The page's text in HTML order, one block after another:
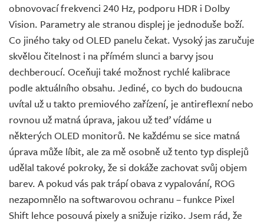
obnovovací frekvenci 240 Hz, podporu HDR i Dolby
Vision. Parametry ale stranou displej je jednoduše boží.
Co jiného taky od OLED panelu čekat. Vysoký jas zaručuje
skvělou čitelnost i na přímém slunci a barvy jsou
dechberoucí. Oceňuji také možnost rychlé kalibrace
podle aktuálního obsahu. Jediné, co bych do budoucna
uvítal už u takto premiového zařízení, je antireflexní nebo
rovnou už matná úprava, jakou už teď vídáme u
některých OLED monitorů. Ne každému se sice matná
úprava může líbit, ale za mě osobně už tento typ displejů
udělal takové pokroky, že si dokáže zachovat svůj objem
barev. A pokud vás pak trápí obava z vypalování, ROG
nezapomnělo na softwarovou ochranu – funkce Pixel
Shift lehce posouvá pixely a snižuje riziko. Jsem rád, že